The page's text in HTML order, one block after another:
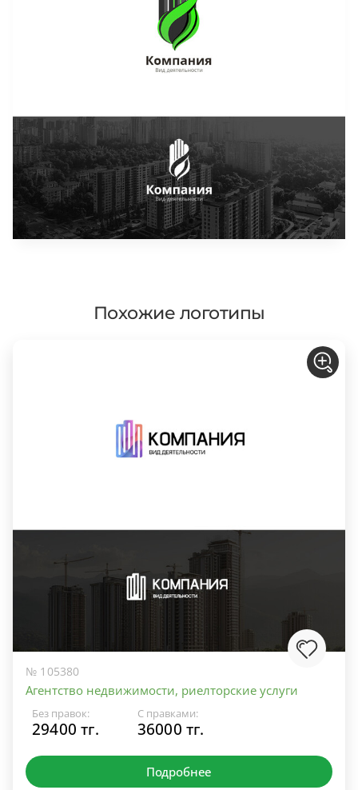
Похожие логотипы
№ 105380
Агентство недвижимости, риелторские услуги
Без правок:
29400 тг.
С правками:
36000 тг.
Подробнее